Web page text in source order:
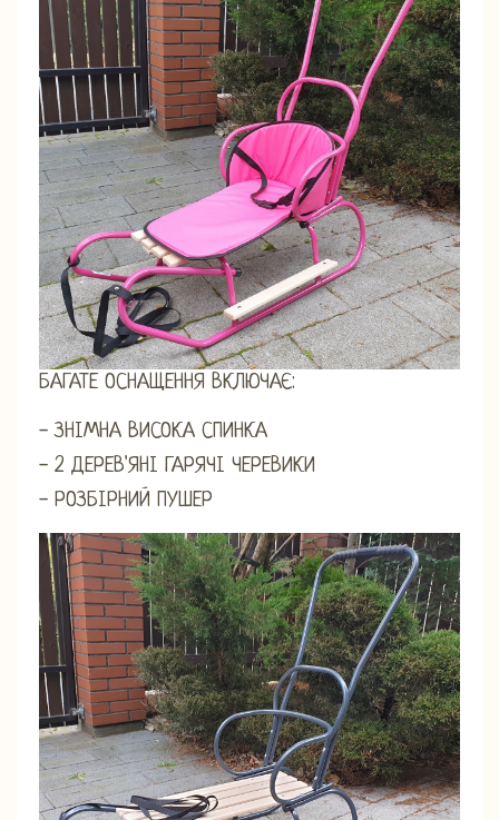
БАГАТЕ ОСНАЩЕННЯ ВКЛЮЧАЄ:
- ЗНІМНА ВИСОКА СПИНКА
- 2 ДЕРЕВ'ЯНІ ГАРЯЧІ ЧЕРЕВИКИ
- РОЗБІРНИЙ ПУШЕР